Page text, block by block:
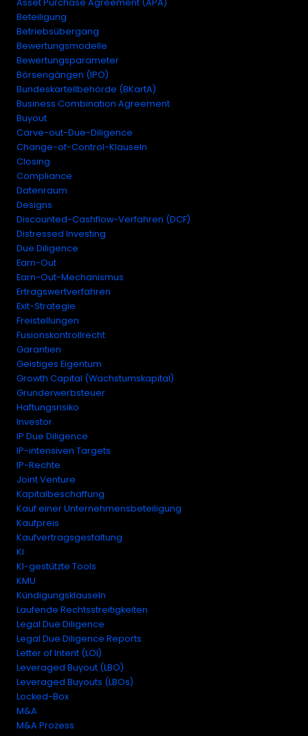
Beteiligung
Betriebsübergang
Bewertungsmodelle
Bewertungsparameter
Börsengängen (IPO)
Bundeskartellbehörde (BKartA)
Business Combination Agreement
Buyout
Carve-out-Due-Diligence
Change-of-Control-Klauseln
Closing
Compliance
Datenraum
Designs
Discounted-Cashflow-Verfahren (DCF)
Distressed Investing
Due Diligence
Earn-Out
Earn-Out-Mechanismus
Ertragswertverfahren
Exit-Strategie
Freistellungen
Fusionskontrollrecht
Garantien
Geistiges Eigentum
Growth Capital (Wachstumskapital)
Grunderwerbsteuer
Haftungsrisiko
Investor
IP Due Diligence
IP-intensiven Targets
IP-Rechte
Joint Venture
Kapitalbeschaffung
Kauf einer Unternehmensbeteiligung
Kaufpreis
Kaufvertragsgestaltung
KI
KI-gestützte Tools
KMU
Kündigungsklauseln
Laufende Rechtsstreitigkeiten
Legal Due Diligence
Legal Due Diligence Reports
Letter of Intent (LOI)
Leveraged Buyout (LBO)
Leveraged Buyouts (LBOs)
Locked-Box
M&A
M&A Prozess